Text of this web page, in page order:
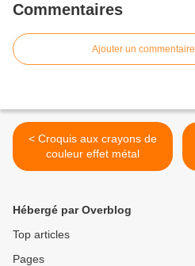
Commentaires
Ajouter un commentaire
< Croquis aux crayons de
couleur effet métal
Hébergé par Overblog
Top articles
Pages